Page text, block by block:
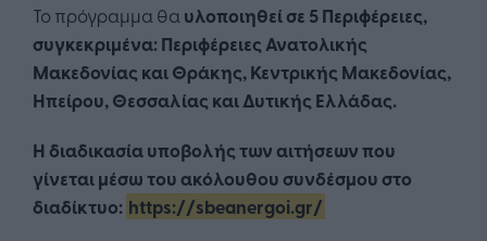
Το πρόγραμμα θα υλοποιηθεί σε 5 Περιφέρειες,
συγκεκριμένα: Περιφέρειες Ανατολικής
Μακεδονίας και Θράκης, Κεντρικής Μακεδονίας,
Ηπείρου, Θεσσαλίας και Δυτικής Ελλάδας.
Η διαδικασία υποβολής των αιτήσεων που
γίνεται μέσω του ακόλουθουσυνδέσμου στο
διαδίκτυο: https://sbeanergoi.gr/